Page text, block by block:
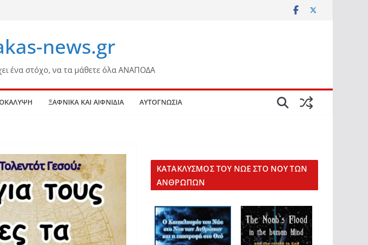
news.gr
ένα στόχο, να τα μάθετε όλα ΑΝΑΠΟΔΑ
ΞΑΦΝΙΚΑ ΚΑΙ ΑΙΦΝΙΔΙΑ ΑΥΤΟΓΝΩΣΙΑ
KΑΤΑΚΛΥΣΜΟΣ ΤΟΥ ΝΩΕ ΣΤΟ ΝΟΥ ΤΩΝ
ΑΝΘΡΩΠΩΝ